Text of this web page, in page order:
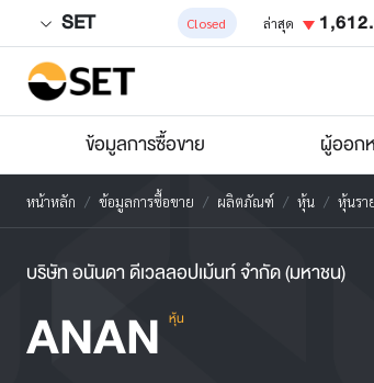
SET Closed ล่าสุด
ข้อมูลการซื้อขาย ผู้ออก
หน้าหลัก ข้อมูลการซื้อขาย ผลิตภัณฑ์ หุ้น หุ้นรา
บริษัท อนันดา ดีเวลลอปเม้นท์ จำกัด (มหาชน)
ANAN หุ้น